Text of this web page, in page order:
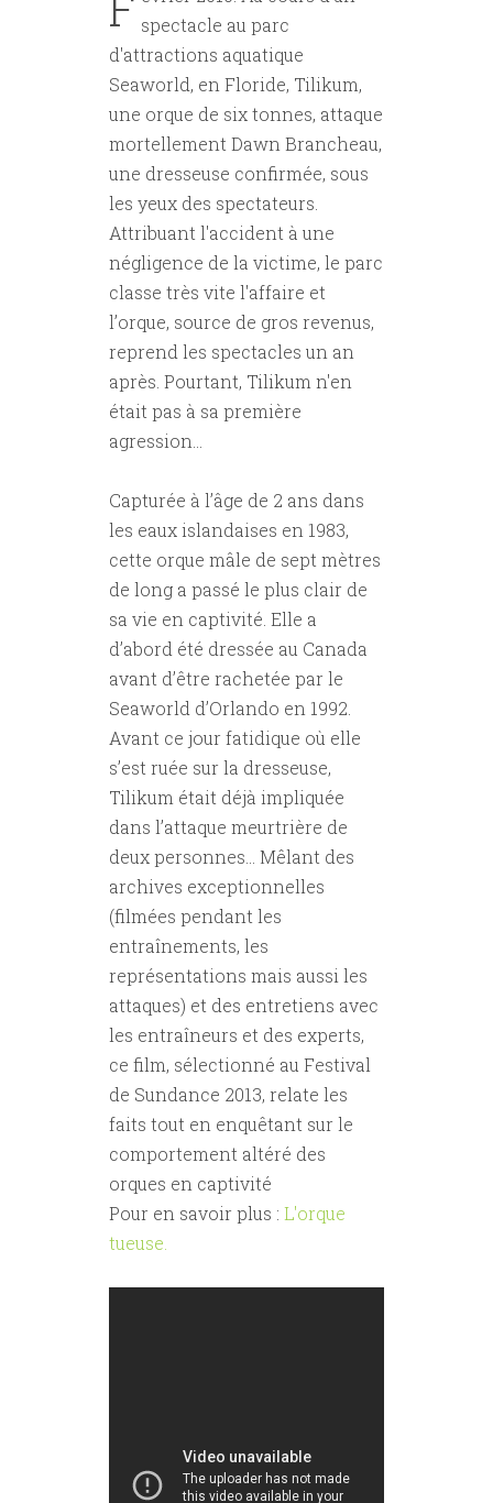
spectacle au parc
d'attractions aquatique
Seaworld, en Floride, Tilikum,
une orque de six tonnes, attaque
mortellement Dawn Brancheau,
une dresseuse confirmée, sous
les yeux des spectateurs.
Attribuant l'accident à une
négligence de la victime, le parc
classe très vite l'affaire et
l’orque, source de gros revenus,
reprend les spectacles un an
après. Pourtant, Tilikum n'en
était pas à sa première
agression…
Capturée à l’âge de 2 ans dans
les eaux islandaises en 1983,
cette orque mâle de sept mètres
de long a passé le plus clair de
sa vie en captivité. Elle a
d’abord été dressée au Canada
avant d’être rachetée par le
Seaworld d’Orlando en 1992.
Avant ce jour fatidique où elle
s’est ruée sur la dresseuse,
Tilikum était déjà impliquée
dans l’attaque meurtrière de
deux personnes… Mêlant des
archives exceptionnelles
(filmées pendant les
entraînements, les
représentations mais aussi les
attaques) et des entretiens avec
les entraîneurs et des experts,
ce film, sélectionné au Festival
de Sundance 2013, relate les
faits tout en enquêtant sur le
comportement altéré des
orques en captivité
Pour en savoir plus : L'orque
tueuse.